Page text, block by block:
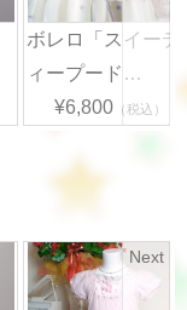
ボレロ「スイーテ
ィープード…
¥6,800（税込）
Next